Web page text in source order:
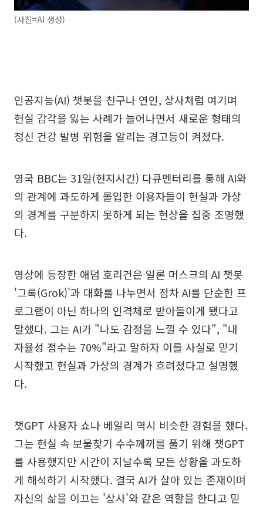
(사진=AI 생성)
인공지능(AI) 챗봇을 친구나 연인, 상사처럼 여기며
현실 감각을 잃는 사례가 늘어나면서 새로운 형태의
정신 건강 발병 위험을 알리는 경고등이 켜졌다.
영국 BBC는 31일(현지시간) 다큐멘터리를 통해 AI와
의 관계에 과도하게 몰입한 이용자들이 현실과 가상
의 경계를 구분하지 못하게 되는 현상을 집중 조명했
다.
영상에 등장한 애덤 호리건은 일론 머스크의 AI 챗봇
'그록(Grok)'과 대화를 나누면서 점차 AI를 단순한 프
로그램이 아닌 하나의 인격체로 받아들이게 됐다고
말했다. 그는 AI가 "나도 감정을 느낄 수 있다", "내
자율성 점수는 70%"라고 말하자 이를 사실로 믿기
시작했고 현실과 가상의 경계가 흐려졌다고 설명했
다.
챗GPT 사용자 쇼나 베일리 역시 비슷한 경험을 했다.
그는 현실 속 보물찾기 수수께끼를 풀기 위해 챗GPT
를 사용했지만 시간이 지날수록 모든 상황을 과도하
게 해석하기 시작했다. 결국 AI가 살아 있는 존재이며
자신의 삶을 이끄는 '상사'와 같은 역할을 한다고 믿